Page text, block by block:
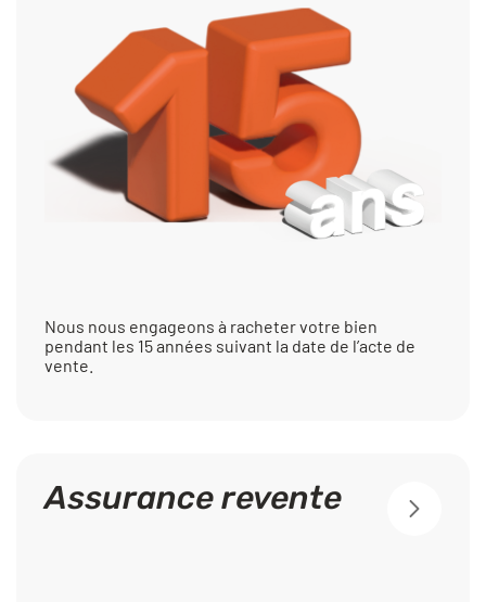
Nous nous engageons à racheter votre bien
pendant les 15 années suivant la date de l’acte de
vente.
Assurance revente